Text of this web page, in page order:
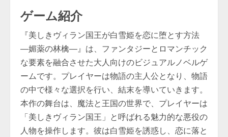
ゲーム紹介
『美しきヴィラン国王が白雪姫を恋に堕とす方法
―媚薬の林檎―』は、ファンタジーとロマンチック
な要素を融合させた大人向けのビジュアルノベルゲ
ームです。プレイヤーは物語の主人公となり、物語
の中で様々な選択を行い、結末を導いていきます。
本作の舞台は、魔法と王国の世界で、プレイヤーは
「美しきヴィラン国王」と呼ばれる魅力的な悪役の
人物を操作します。彼は白雪姫を誘惑し、恋に落と